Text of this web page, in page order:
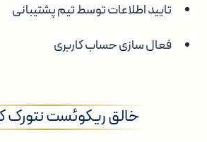
تایید اطلاعات توسط تیم پشتیبانی
فعال سازی حساب کاربری
خالق ریکوئست